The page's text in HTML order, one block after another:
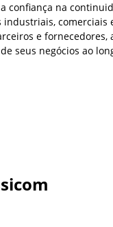
confiança na
comerciais
e fornecedores,
seus negócios ao